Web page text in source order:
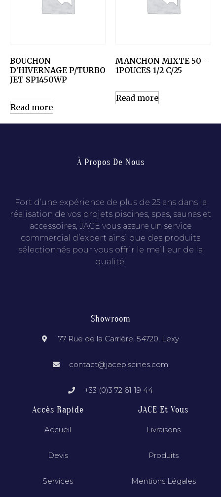
BOUCHON
D’HIVERNAGE P/TURBO
JET SP1450WP
Read more
MANCHON MIXTE 50 –
1POUCES 1/2 C/25
Read more
À Propos De Nous
Fort d’une expérience de plus de 25 ans dans la
réalisation de vos projets piscines, spas, saunas et
accessoires, JACE vous assure un service
commercial d’expert ainsi que des produits
sélectionnés pour vous offrir le meilleur de la
qualité.
Showroom
77 Rue de la Carrière, 54720, Lexy
contact@jacepiscines.com
+33 (0)3 72 61 19 44
Accès Rapide
Accueil
Devis
Services
JACE Et Vous
Livraisons
Produits
Mentions Légales